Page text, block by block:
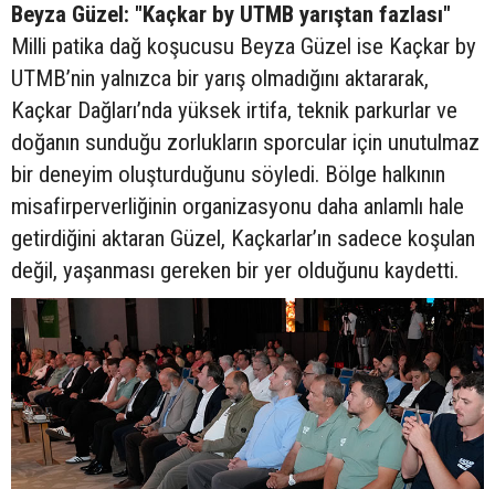
Beyza Güzel: "Kaçkar by UTMB yarıştan fazlası"
Milli patika dağ koşucusu Beyza Güzel ise Kaçkar by
UTMB’nin yalnızca bir yarış olmadığını aktararak,
Kaçkar Dağları’nda yüksek irtifa, teknik parkurlar ve
doğanın sunduğu zorlukların sporcular için unutulmaz
bir deneyim oluşturduğunu söyledi. Bölge halkının
misafirperverliğinin organizasyonu daha anlamlı hale
getirdiğini aktaran Güzel, Kaçkarlar’ın sadece koşulan
değil, yaşanması gereken bir yer olduğunu kaydetti.